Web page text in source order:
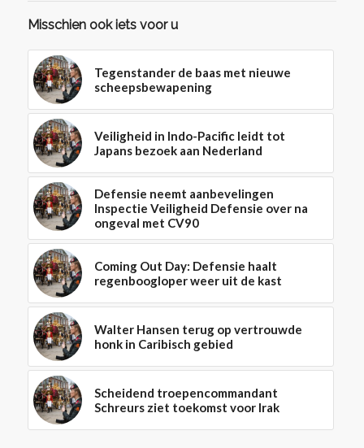
Misschien ook iets voor u
Tegenstander de baas met nieuwe
scheepsbewapening
Veiligheid in Indo-Pacific leidt tot
Japans bezoek aan Nederland
Defensie neemt aanbevelingen
Inspectie Veiligheid Defensie over na
ongeval met CV90
Coming Out Day: Defensie haalt
regenboogloper weer uit de kast
Walter Hansen terug op vertrouwde
honk in Caribisch gebied
Scheidend troepencommandant
Schreurs ziet toekomst voor Irak